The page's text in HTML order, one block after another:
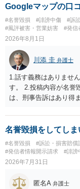
者のところに、意見照
は、アカウントの登録
場合賠償金はいくらで
から１００万単位まで
Googleマップの口
#名誉毀損 #誹謗中傷 #訴
#風評被害・営業妨害
#発信
2026年8月1日
川添 圭 弁護士
1.話す義務はありませ
す。 2.投稿内容が名誉
は、刑事告訴はあり得
です。Googleは電話番
も特定可能になるよう
です。さらにいえば
ある程度対象者を特定
ので発信者情報開示請
名誉毀損をしてしま
#名誉毀損 #訴訟・損害賠償
#発信者情報開示請求
#誹謗
2026年7月31日
匿名A 弁護士